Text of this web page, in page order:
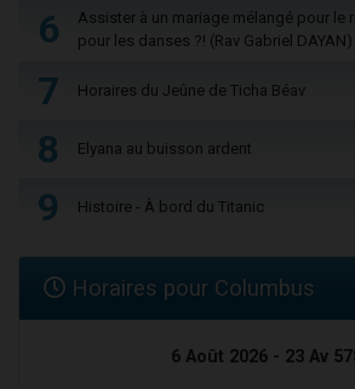
6
Assister à un mariage mélangé pour le
pour les danses ?! (Rav Gabriel DAYAN)
7 Horaires du Jeûne de Ticha Béav
8 Elyana au buisson ardent
9 Histoire - À bord du Titanic
Horaires pour Columbus
6 Août 2026 - 23 Av